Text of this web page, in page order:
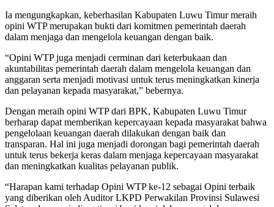
Ia mengungkapkan, keberhasilan Kabupaten Luwu Timur meraih
opini WTP merupakan bukti dari komitmen pemerintah daerah
dalam menjaga dan mengelola keuangan dengan baik.
“Opini WTP juga menjadi cerminan dari keterbukaan dan
akuntabilitas pemerintah daerah dalam mengelola keuangan dan
anggaran serta menjadi motivasi untuk terus meningkatkan kinerja
dan pelayanan kepada masyarakat,” bebernya.
Dengan meraih opini WTP dari BPK, Kabupaten Luwu Timur
berharap dapat memberikan kepercayaan kepada masyarakat bahwa
pengelolaan keuangan daerah dilakukan dengan baik dan
transparan. Hal ini juga menjadi dorongan bagi pemerintah daerah
untuk terus bekerja keras dalam menjaga kepercayaan masyarakat
dan meningkatkan kualitas pelayanan publik.
“Harapan kami terhadap Opini WTP ke-12 sebagai Opini terbaik
yang diberikan oleh Auditor LKPD Perwakilan Provinsi Sulawesi